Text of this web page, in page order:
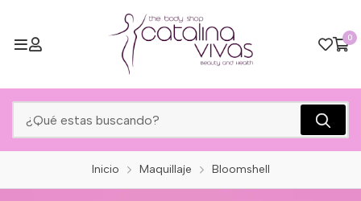
0
Inicio Maquillaje Bloomshell